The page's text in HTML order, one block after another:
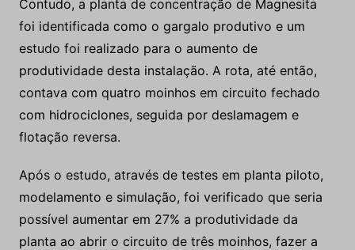
Contudo, a planta de concentração de Magnesita
foi identificada como o gargalo produtivo e um
estudo foi realizado para o aumento de
produtividade desta instalação. A rota, até então,
contava com quatro moinhos em circuito fechado
com hidrociclones, seguida por deslamagem e
flotação reversa.
Após o estudo, através de testes em planta piloto,
modelamento e simulação, foi verificado que seria
possível aumentar em 27% a produtividade da
planta ao abrir o circuito de três moinhos, fazer a